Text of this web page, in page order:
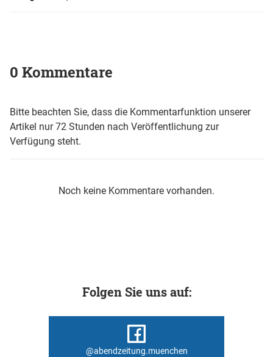
0 Kommentare
Bitte beachten Sie, dass die Kommentarfunktion unserer
Artikel nur 72 Stunden nach Veröffentlichung zur
Verfügung steht.
Noch keine Kommentare vorhanden.
Folgen Sie uns auf:
@abendzeitung.muenchen